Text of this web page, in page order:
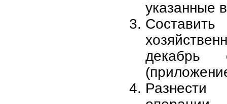
указанные
Составить
декабрь